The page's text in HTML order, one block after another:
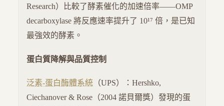
Research）比較了酵素催化的加速倍率——OMP
decarboxylase 將反應速率提升了 10¹⁷ 倍，是已知
最強效的酵素。
蛋白質降解與品質控制
泛素-蛋白酶體系統 （UPS）：Hershko,
Ciechanover & Rose（2004 諾貝爾獎）發現的蛋